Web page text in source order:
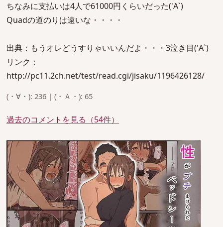
ちなみに支払いは4人で61000円くらいだった('A`)
Quadの道のりは遠いな・・・・
出典：もうオレどうすりゃいいんだよ・・・3泣き目('A`)
リンク：
http://pc11.2ch.net/test/read.cgi/jisaku/1196426128/
(・∀・): 236 | (・Ａ・): 65
過去のコメントを見る（54件）